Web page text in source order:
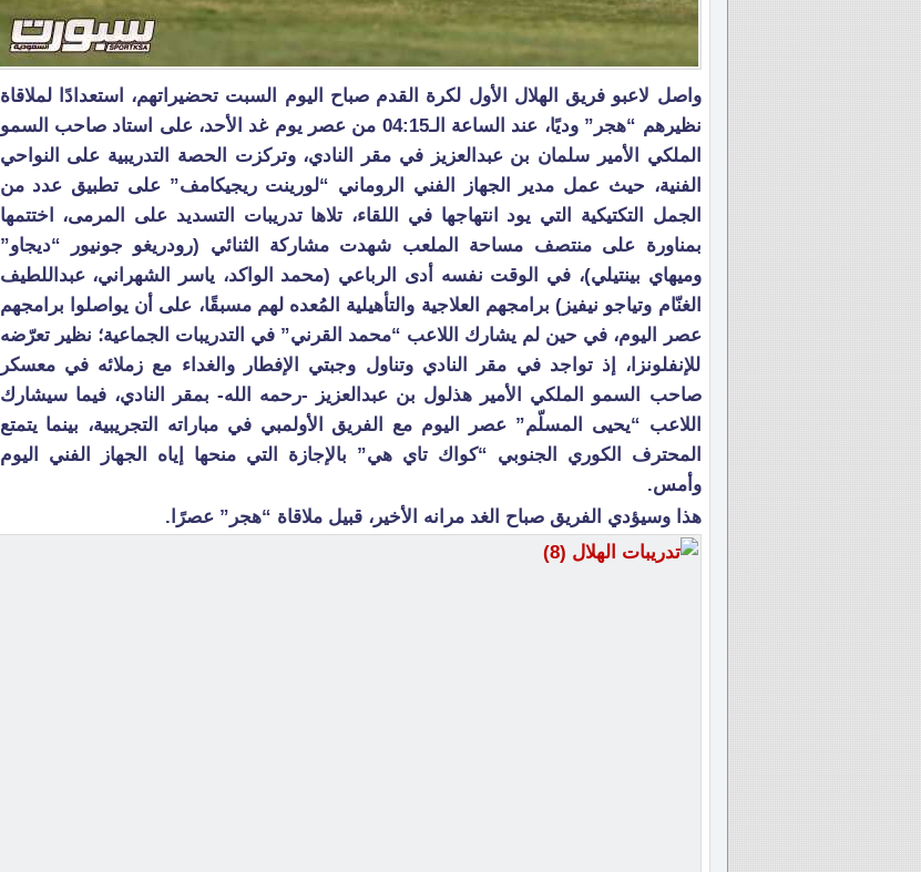
واصل لاعبو فريق الهلال الأول لكرة القدم صباح اليوم السبت تحضيراتهم، استعدادًا لملاقاة
نظيرهم “هجر” وديًا، عند الساعة الـ04:15 من عصر يوم غد الأحد، على استاد صاحب السمو
الملكي الأمير سلمان بن عبدالعزيز في مقر النادي، وتركزت الحصة التدريبية على النواحي
الفنية، حيث عمل مدير الجهاز الفني الروماني “لورينت ريجيكامف” على تطبيق عدد من
الجمل التكتيكية التي يود انتهاجها في اللقاء، تلاها تدريبات التسديد على المرمى، اختتمها
بمناورة على منتصف مساحة الملعب شهدت مشاركة الثنائي (رودريغو جونيور “ديجاو”
وميهاي بينتيلي)، في الوقت نفسه أدى الرباعي (محمد الواكد، ياسر الشهراني، عبداللطيف
الغنّام وتياجو نيفيز) برامجهم العلاجية والتأهيلية المُعده لهم مسبقًا، على أن يواصلوا برامجهم
عصر اليوم، في حين لم يشارك اللاعب “محمد القرني” في التدريبات الجماعية؛ نظير تعرّضه
للإنفلونزا، إذ تواجد في مقر النادي وتناول وجبتي الإفطار والغداء مع زملائه في معسكر
صاحب السمو الملكي الأمير هذلول بن عبدالعزيز -رحمه الله- بمقر النادي، فيما سيشارك
اللاعب “يحيى المسلّم” عصر اليوم مع الفريق الأولمبي في مباراته التجريبية، بينما يتمتع
المحترف الكوري الجنوبي “كواك تاي هي” بالإجازة التي منحها إياه الجهاز الفني اليوم
وأمس.
هذا وسيؤدي الفريق صباح الغد مرانه الأخير، قبيل ملاقاة “هجر” عصرًا.